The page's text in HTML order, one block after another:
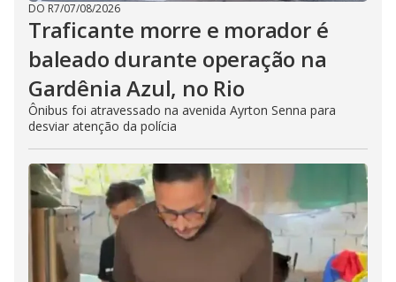
DO R7/07/08/2026
Traficante morre e morador é
baleado durante operação na
Gardênia Azul, no Rio
Ônibus foi atravessado na avenida Ayrton Senna para
desviar atenção da polícia